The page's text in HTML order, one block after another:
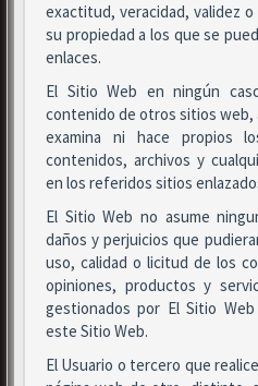
exactitud, veracidad, validez
su propiedad a los que se
enlaces.
El Sitio Web en ningún
contenido de otros sitios web,
examina ni hace propios
contenidos, archivos y
en los referidos sitios
El Sitio Web no asume
daños y perjuicios que
uso, calidad o licitud de los
opiniones, productos y
gestionados por El Sitio
este Sitio Web.
El Usuario o tercero que